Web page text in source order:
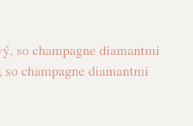
champagne diamantmi